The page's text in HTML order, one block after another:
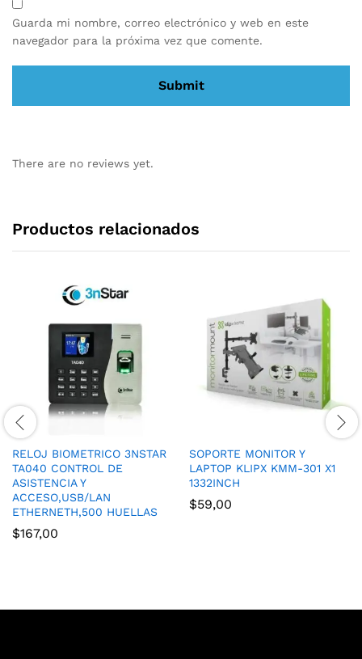
Guarda mi nombre, correo electrónico y web en este
navegador para la próxima vez que comente.
There are no reviews yet.
Productos relacionados
RELOJ BIOMETRICO 3NSTAR
TA040 CONTROL DE
ASISTENCIA Y
ACCESO,USB/LAN
ETHERNETH,500 HUELLAS
$167,00
SOPORTE MONITOR Y
LAPTOP KLIPX KMM-301 X1
1332INCH
$59,00